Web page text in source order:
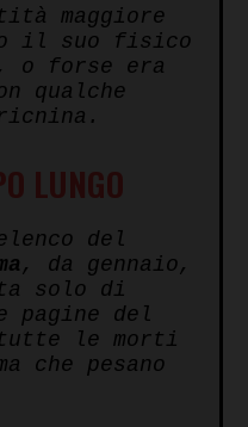
maggiore
il suo fisico
o forse era
qualche
LUNGO
del
, da gennaio,
solo di
del
tutte le morti
che pesano